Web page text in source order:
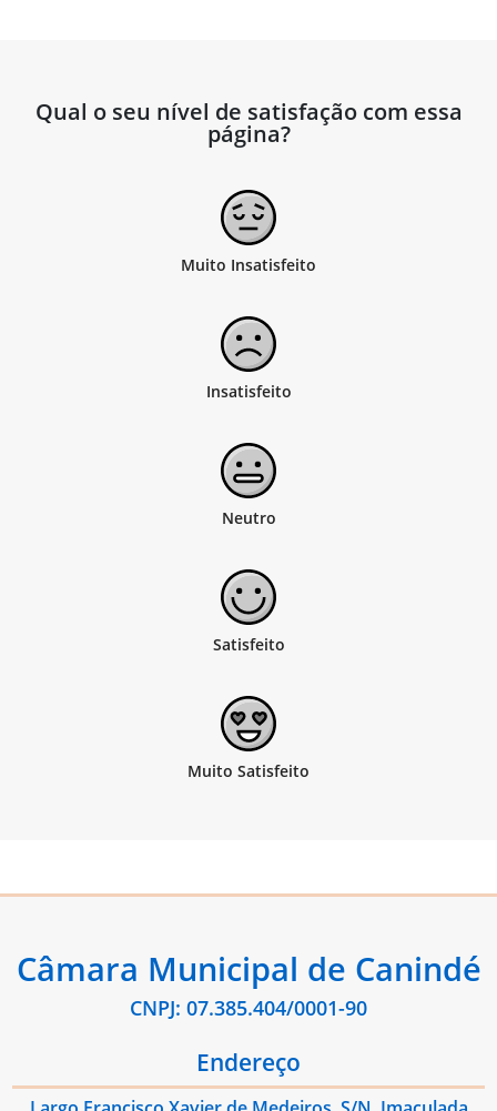
Qual o seu nível de satisfação com essa
página?
Câmara Municipal de Canindé
CNPJ: 07.385.404/0001-90
Endereço